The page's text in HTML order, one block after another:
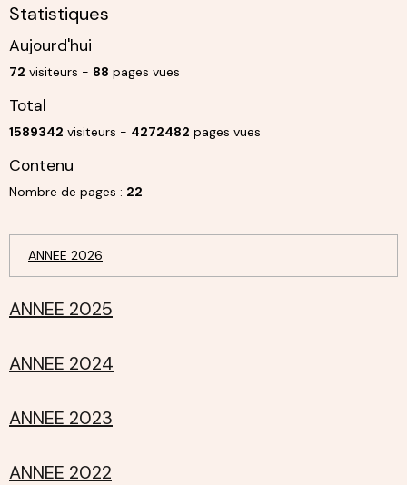
Statistiques
Aujourd'hui
72 visiteurs - 88 pages vues
Total
1589342 visiteurs - 4272482 pages vues
Contenu
Nombre de pages : 22
ANNEE 2026
ANNEE 2025
ANNEE 2024
ANNEE 2023
ANNEE 2022